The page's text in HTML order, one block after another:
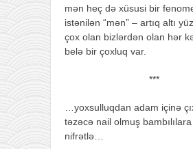
mən heç də xüsusi bir
istənilən “mən” – artıq altı
çox olan bizlərdən olan hər
belə bir çoxluq var.
***
…yoxsulluqdan adam içinə
təzəcə nail olmuş
nifrətlə…